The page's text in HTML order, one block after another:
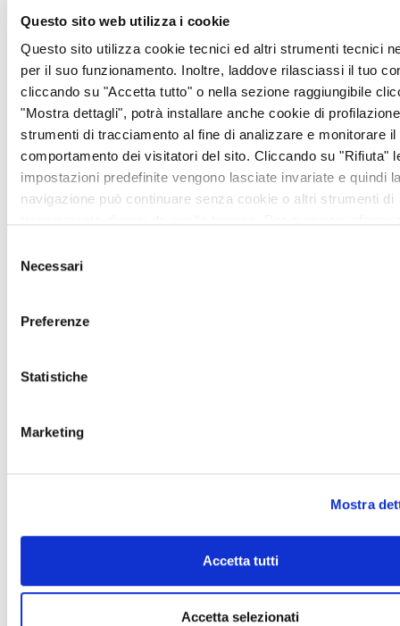
Questo sito web utilizza i cookie
Questo sito utilizza cookie tecnici ed altri strumenti tecnici
per il suo funzionamento. Inoltre, laddove rilasciassi il tuo
cliccando su "Accetta tutto" o nella sezione raggiungibile
"Mostra dettagli", potrà installare anche cookie di
strumenti di tracciamento al fine di analizzare e monitorare il
comportamento dei visitatori del sito. Cliccando su "Rifiuta"
impostazioni predefinite vengono lasciate invariate e quindi
navigazione può continuare senza cookie o altri strumenti di
delNecessari
Preferenze
Statistiche
Marketing
Mostra
Accetta tutti
Accetta selezionati